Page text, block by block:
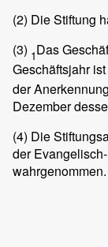
(2) Die Stiftung
(3) 1Das
Geschäftsjahr
der
Dezember
(4) Die
der
wahrgenommen.